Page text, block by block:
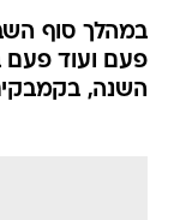
במהלך סוף
פעם ועוד פעם
השנה, בקמבקים